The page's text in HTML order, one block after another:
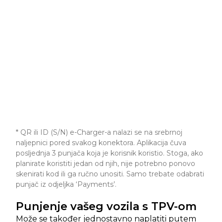
* QR ili ID (S/N) e-Charger-a nalazi se na srebrnoj
naljepnici pored svakog konektora. Aplikacija čuva
posljednja 3 punjača koja je korisnik koristio. Stoga, ako
planirate koristiti jedan od njih, nije potrebno ponovo
skenirati kod ili ga ručno unositi. Samo trebate odabrati
punjač iz odjeljka ‘Payments’.
Punjenje vašeg vozila s TPV-om
Može se također jednostavno naplatiti putem